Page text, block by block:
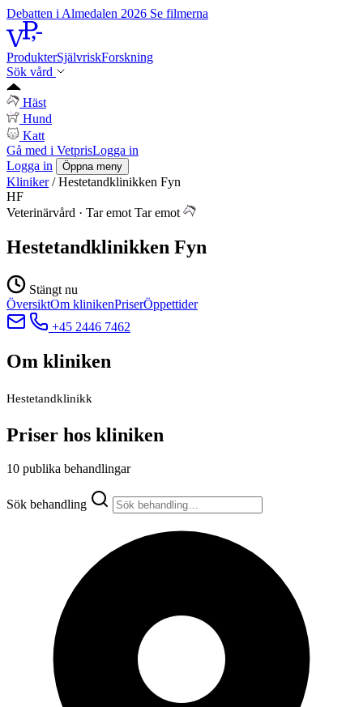
Debatten i Almedalen 2026 Se filmerna
ProdukterSjälvriskForskning
Sök vård
Häst
Hund
Katt
Gå med i VetprisLogga in
Logga in
Öppna meny
Kliniker / Hestetandklinikken Fyn
HF
Veterinärvård · Tar emot Tar emot
Hestetandklinikken Fyn
Stängt nu
ÖversiktOm klinikenPriserÖppettider
+45 2446 7462
Om kliniken
Hestetandklinikk
Priser hos kliniken
10 publika behandlingar
Sök behandling